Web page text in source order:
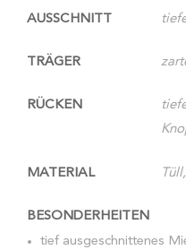
AUSSCHNITT
TRÄGER
RÜCKEN
MATERIAL
BESONDERHEITEN
tief ausgeschnittenes